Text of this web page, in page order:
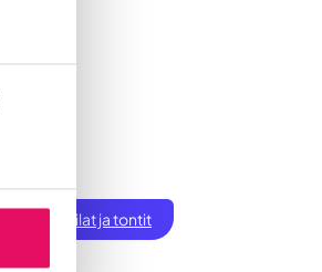
Toimitilat ja tontit